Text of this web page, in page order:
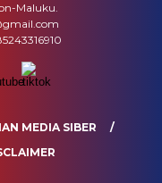
Maluku.
MEDIA SIBER